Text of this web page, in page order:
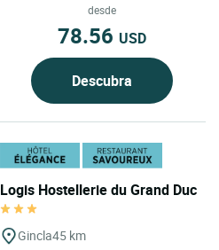
las playas de Argelès con sus...
desde
78.56 USD
Descubra
Logis Hostellerie du Grand Duc
Gincla45 km